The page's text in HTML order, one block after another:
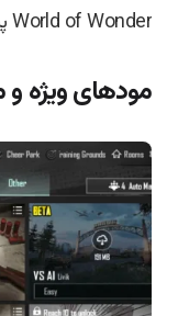
World of Wonder پیدا کنید.
مودهای ویژه و